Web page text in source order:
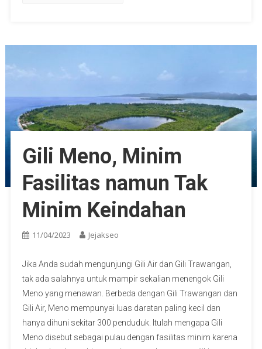
Gili Meno, Minim
Fasilitas namun Tak
Minim Keindahan
11/04/2023 Jejakseo
Jika Anda sudah mengunjungi Gili Air dan Gili Trawangan,
tak ada salahnya untuk mampir sekalian menengok Gili
Meno yang menawan. Berbeda dengan Gili Trawangan dan
Gili Air, Meno mempunyai luas daratan paling kecil dan
hanya dihuni sekitar 300 penduduk. Itulah mengapa Gili
Meno disebut sebagai pulau dengan fasilitas minim karena